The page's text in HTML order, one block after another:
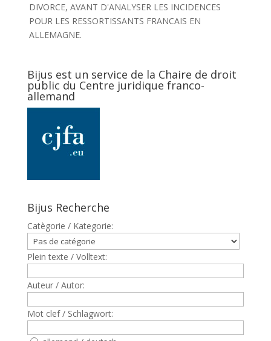
DIVORCE, AVANT D'ANALYSER LES INCIDENCES
POUR LES RESSORTISSANTS FRANCAIS EN
ALLEMAGNE.
Bijus est un service de la Chaire de droit
public du Centre juridique franco-
allemand
Bijus Recherche
Catègorie / Kategorie:
Plein texte / Volltext:
Auteur / Autor:
Mot clef / Schlagwort: